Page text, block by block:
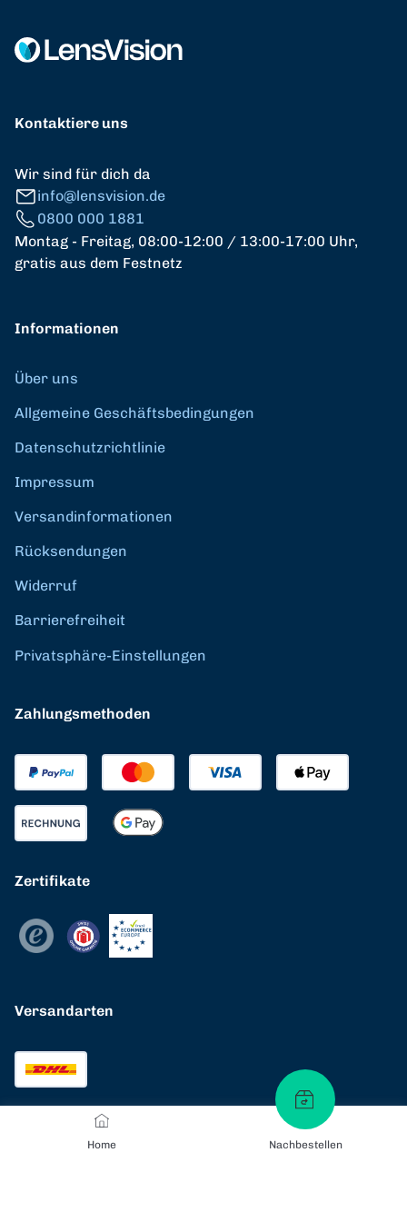
Home Nachbestellen
Kontaktiere uns
Wir sind für dich da
info@lensvision.de
0800 000 1881
Montag - Freitag, 08:00-12:00 / 13:00-17:00 Uhr,
gratis aus dem Festnetz
Informationen
Über uns
Allgemeine Geschäftsbedingungen
Datenschutzrichtlinie
Impressum
Versandinformationen
Rücksendungen
Widerruf
Barrierefreiheit
Privatsphäre-Einstellungen
Zahlungsmethoden
Zertifikate
Versandarten